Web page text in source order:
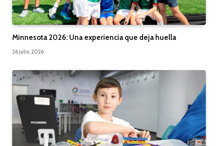
Minnesota 2026: Una experiencia que deja huella
26 julio, 2026